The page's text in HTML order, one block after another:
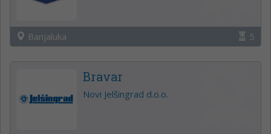
Banjaluka 5
Bravar
Novi Jelšingrad d.o.o.